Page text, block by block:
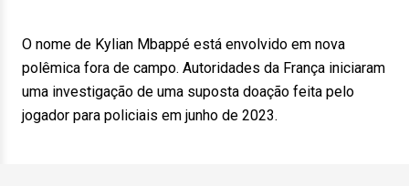
O nome de Kylian Mbappé está envolvido em nova
polêmica fora de campo. Autoridades da França iniciaram
uma investigação de uma suposta doação feita pelo
jogador para policiais em junho de 2023.